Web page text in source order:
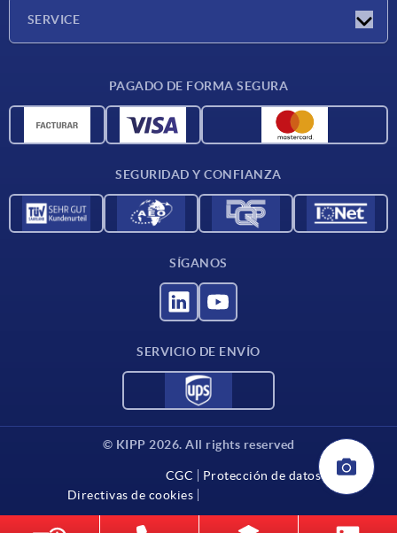
SERVICE
Materiales
PAGADO DE FORMA SEGURA
SEGURIDAD Y CONFIANZA
SÍGANOS
SERVICIO DE ENVÍO
© KIPP 2026. All rights reserved
CGC
Protección de datos
Directivas de cookies